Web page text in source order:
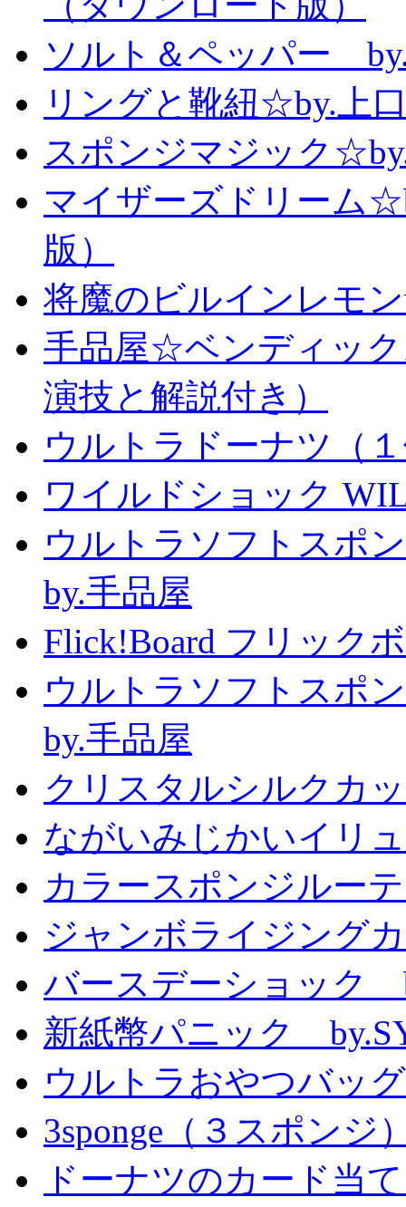
ソルト＆ペッパー
リングと靴紐☆by.上
スポンジマジック
マイザーズドリーム
版）
将魔のビルインレモ
手品屋☆ベンディッ
演技と解説付き）
ウルトラドーナツ（
ワイルドショック
ウルトラソフトスポ
by.手品屋
Flick!Board フリック
ウルトラソフトスポ
by.手品屋
クリスタルシルクカ
ながいみじかいイリ
カラースポンジルー
ジャンボライジング
バースデーショック
新紙幣パニック
ウルトラおやつバッ
3sponge（３スポン
ドーナツのカード当